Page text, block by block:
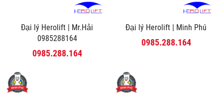
Đại lý Herolift | Mr.Hải
0985288164
0985.288.164
Đại lý Herolift | Minh Phú
0985.288.164